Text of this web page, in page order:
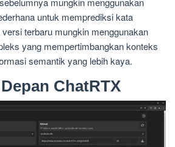
untuk memprediksi kata
terbaru mungkin menggunakan
yang mempertimbangkan konteks
semantik yang lebih kaya.
ChatRTX